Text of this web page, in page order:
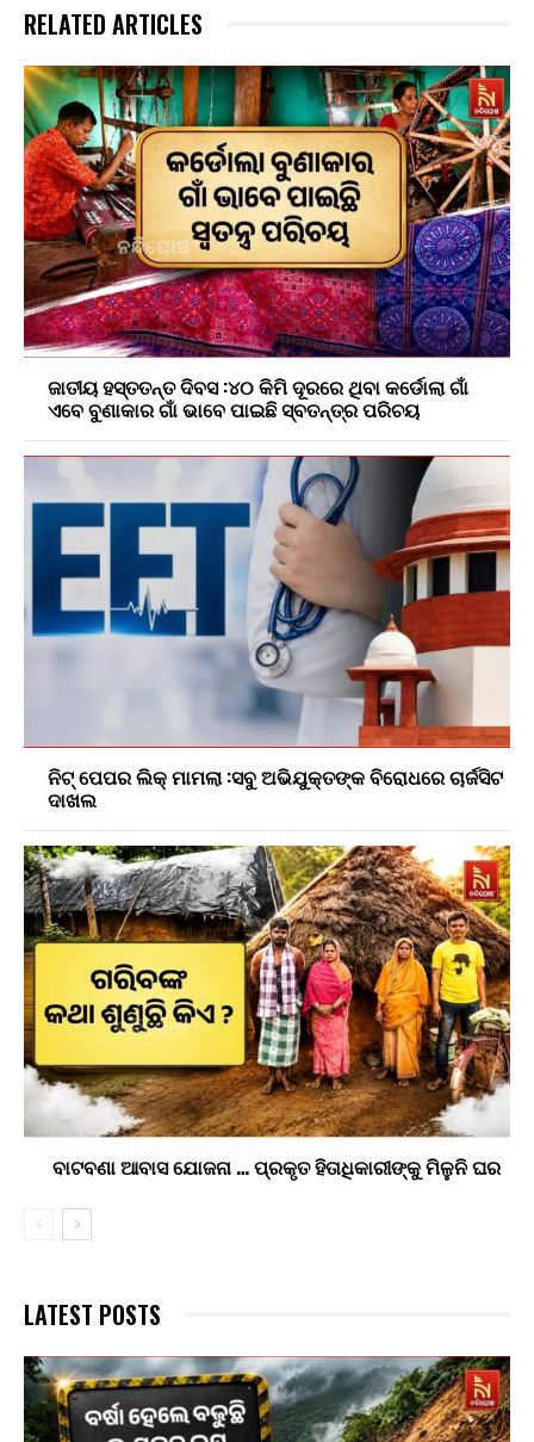
RELATED ARTICLES
ଜାତୀୟ ହସ୍ତତନ୍ତ ଦିବସ :୪୦ କିମି ଦୂରରେ ଥିବା କର୍ଡୋଲା ଗାଁ
ଏବେ ବୁଣାକାର ଗାଁ ଭାବେ ପାଇଛି ସ୍ବତନ୍ତ୍ର ପରିଚୟ
ନିଟ୍ ପେପର ଲିକ୍ ମାମଲା :ସବୁ ଅଭିଯୁକ୍ତଙ୍କ ବିରୋଧରେ ଚାର୍ଜସିଟ
ଦାଖଲ
ବାଟବଣା ଆବାସ ଯୋଜନା … ପ୍ରକୃତ ହିତାଧିକାରୀଙ୍କୁ ମିଳୁନି ଘର
LATEST POSTS